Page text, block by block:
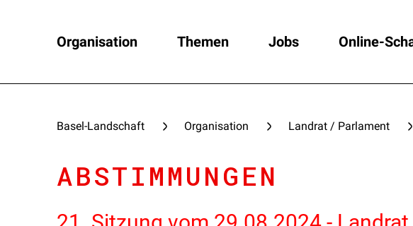
Organisation Themen Jobs Online-
Basel-Landschaft Organisation Landrat / Parlament
ABSTIMMUNGEN